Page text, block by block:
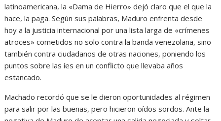
latinoamericana, la «Dama de Hierro» dejó claro que el que la
hace, la paga. Según sus palabras, Maduro enfrenta desde
hoy a la justicia internacional por una lista larga de «crímenes
atroces» cometidos no solo contra la banda venezolana, sino
también contra ciudadanos de otras naciones, poniendo los
puntos sobre las íes en un conflicto que llevaba años
estancado.
Machado recordó que se le dieron oportunidades al régimen
para salir por las buenas, pero hicieron oídos sordos. Ante la